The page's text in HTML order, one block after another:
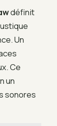
définit
Un
Ce
un
sonores